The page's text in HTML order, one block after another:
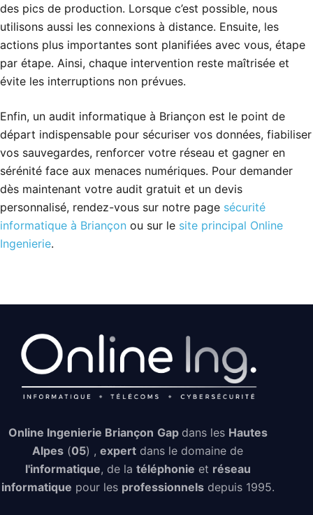
des pics de production. Lorsque c’est possible, nous
utilisons aussi les connexions à distance. Ensuite, les
actions plus importantes sont planifiées avec vous, étape
par étape. Ainsi, chaque intervention reste maîtrisée et
évite les interruptions non prévues.
Enfin, un audit informatique à Briançon est le point de
départ indispensable pour sécuriser vos données, fiabiliser
vos sauvegardes, renforcer votre réseau et gagner en
sérénité face aux menaces numériques. Pour demander
dès maintenant votre audit gratuit et un devis
personnalisé, rendez-vous sur notre page sécurité
informatique à Briançon ou sur le site principal Online
Ingenierie.
Online Ingenierie Briançon Gap dans les Hautes
Alpes (05) ,expert dans le domaine de
l'informatique, de la téléphonie et réseau
informatique pour les professionnelsdepuis 1995.